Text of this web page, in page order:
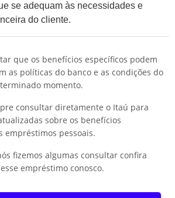
se adequam às necessidades e
do cliente.
que os benefícios específicos podem
as políticas do banco e as condições do
momento.
consultar diretamente o Itaú para
sobre os benefícios
empréstimos pessoais.
fizemos algumas consultar confira
empréstimo conosco.